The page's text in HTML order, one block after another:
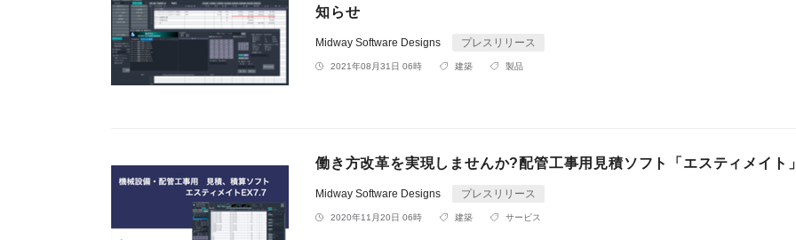
知らせ
Midway Software Designs プレスリリース
2021年08月31日 06時 建築 製品
働き方改革を実現しませんか?配管工事用見積ソフト「エスティメイト」
Midway Software Designs プレスリリース
2020年11月20日 06時 建築 サービス